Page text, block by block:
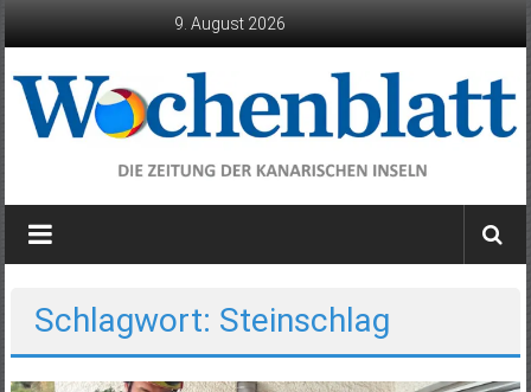
9. August 2026
Wochenblatt
die
Kanarischen
Inseln
Schlagwort: Steinschlag